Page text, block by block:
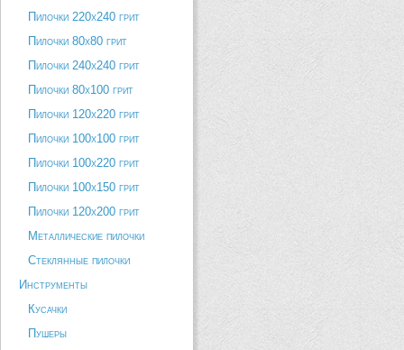
Пилочки 220х240 грит
Пилочки 80х80 грит
Пилочки 240х240 грит
Пилочки 80х100 грит
Пилочки 120х220 грит
Пилочки 100х100 грит
Пилочки 100х220 грит
Пилочки 100х150 грит
Пилочки 120х200 грит
Металлические пилочки
Стеклянные пилочки
Инструменты
Кусачки
Пушеры